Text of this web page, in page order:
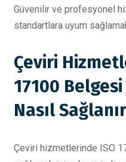
Güvenilir ve profesyonel
standartlara uyum
Çeviri
17100
Nasıl
Çeviri hizmetlerinde ISO